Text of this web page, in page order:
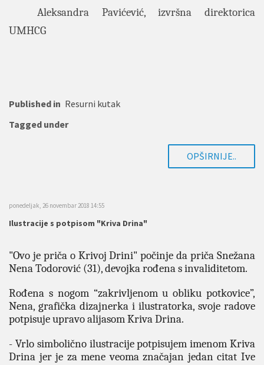
Aleksandra Pavićević, izvršna direktorica
UMHCG
Published in Resurni kutak
Tagged under
OPŠIRNIJE..
ponedeljak, 26 novembar 2018 14:55
Ilustracije s potpisom "Kriva Drina"
"Ovo je priča o Krivoj Drini" počinje da priča Snežana
Nena Todorović (31), devojka rođena s invaliditetom.
Rođena s nogom “zakrivljenom u obliku potkovice”,
Nena, grafička dizajnerka i ilustratorka, svoje radove
potpisuje upravo alijasom Kriva Drina.
- Vrlo simbolično ilustracije potpisujem imenom Kriva
Drina jer je za mene veoma značajan jedan citat Ive